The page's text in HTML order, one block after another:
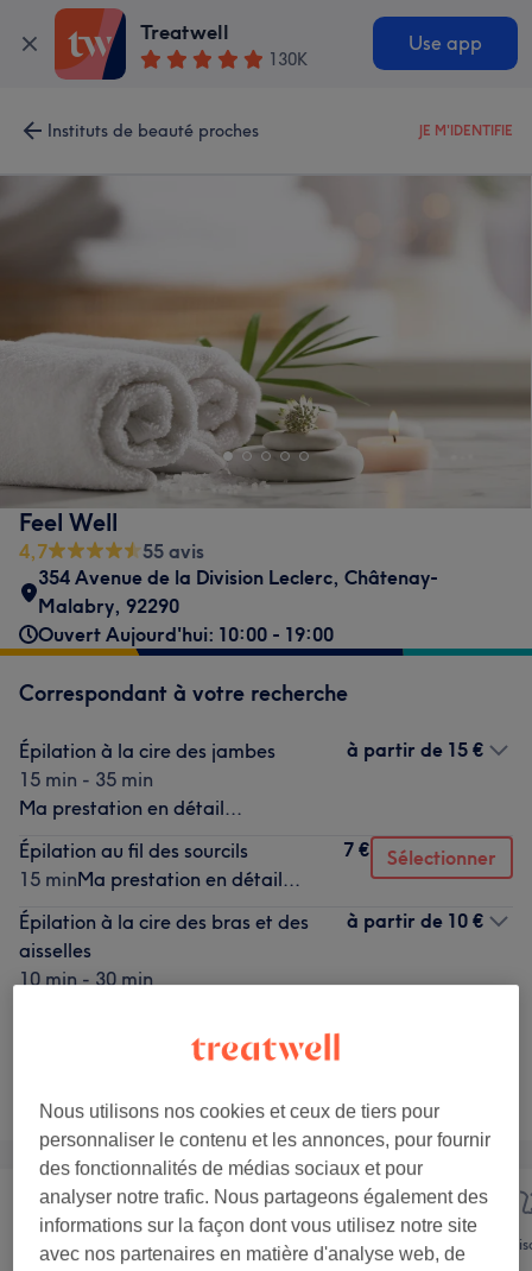
Treatwell
130K
Use app
Instituts de beauté proches JE M'IDENTIFIE
Feel Well
4,7
55 avis
354 Avenue de la Division Leclerc, Châtenay-
Malabry, 92290
Ouvert Aujourd'hui: 10:00 - 19:00
Correspondant à votre recherche
Épilation à la cire des jambes
15 min - 35 min
Ma prestation en détail...
à partir de 15 €
Épilation au fil des sourcils
15 minMa prestation en détail...
7 € Sélectionner
Épilation à la cire des bras et des
aisselles
10 min - 30 min
à partir de 10 €
Recherchez dans notre liste de prestations
Manucure et
Beauté des pieds
Épilation
Nous utilisons nos cookies et ceux de tiers pour
personnaliser le contenu et les annonces, pour fournir
des fonctionnalités de médias sociaux et pour
analyser notre trafic. Nous partageons également des
informations sur la façon dont vous utilisez notre site
avec nos partenaires en matière d'analyse web, de